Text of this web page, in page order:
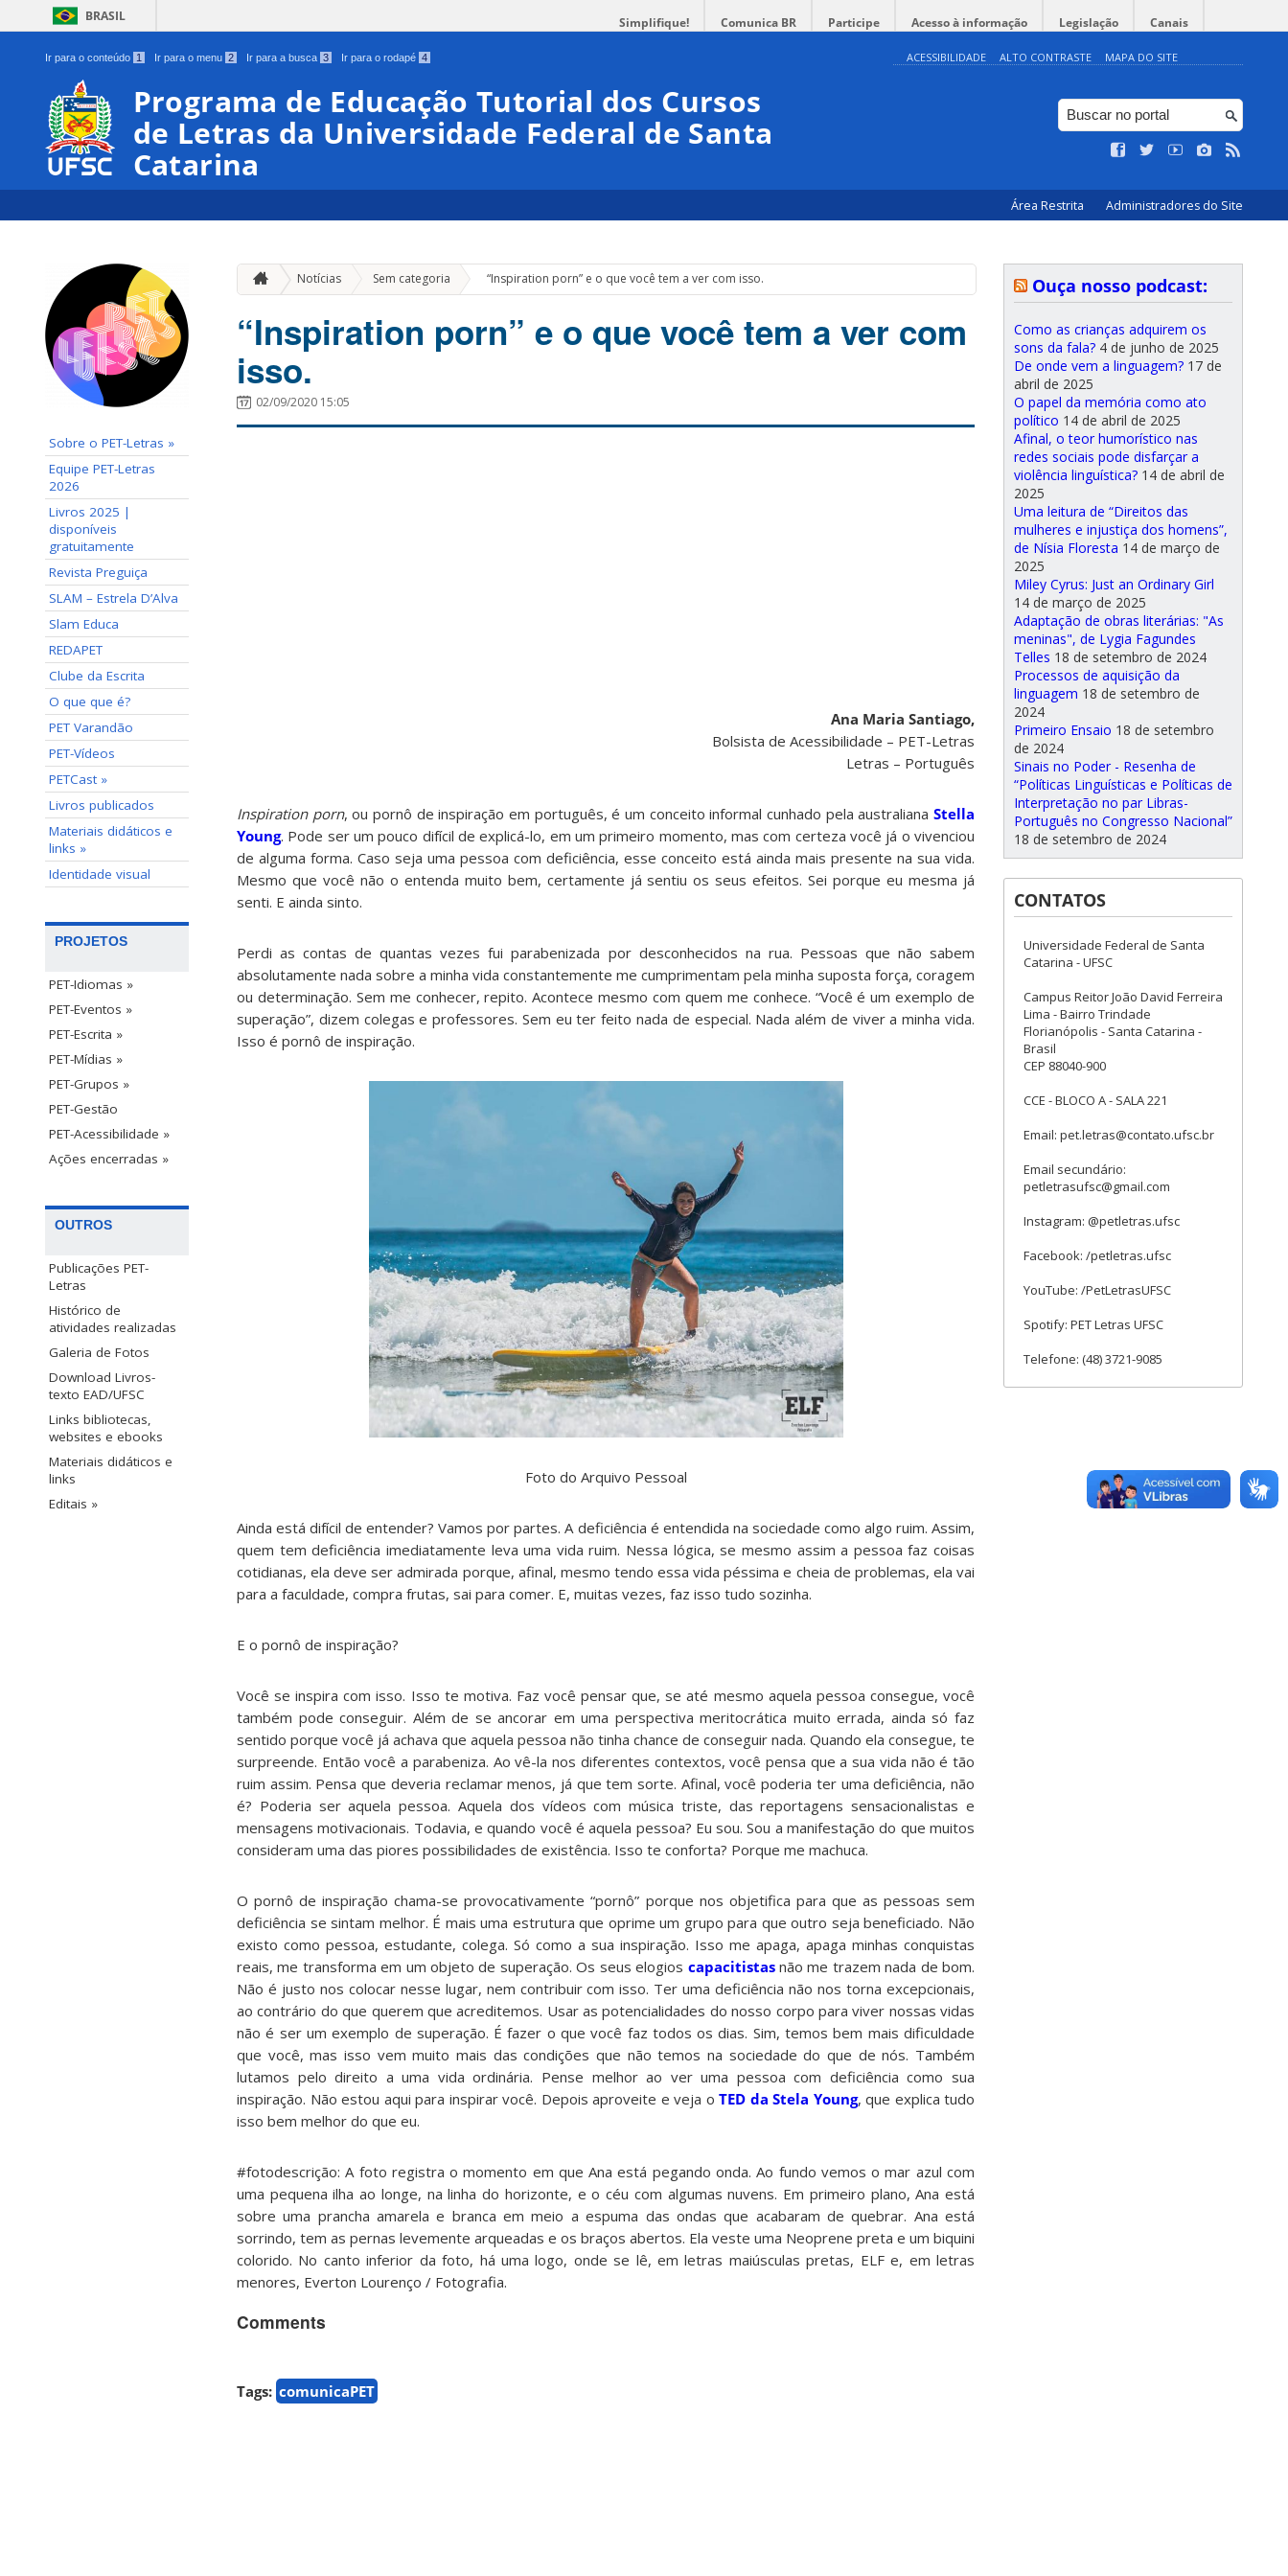
BRASIL Simplifique! Comunica BR Participe Acesso à informação Legislação Canais
Ir para o conteúdo 1 Ir para o menu 2 Ir para a busca 3 Ir para o rodapé 4 ACESSIBILIDADE ALTO CONTRASTE MAPA DO SITE
Programa de Educação Tutorial dos Cursos
de Letras da Universidade Federal de Santa
Catarina
Área Restrita Administradores do Site
Sobre o PET-Letras »
Equipe PET-Letras
2026
Livros 2025 |
disponíveis
gratuitamente
Revista Preguiça
SLAM – Estrela D’Alva
Slam Educa
REDAPET
Clube da Escrita
O que que é?
PET Varandão
PET-Vídeos
PETCast »
Livros publicados
Materiais didáticos e
links »
Identidade visual
PROJETOS
PET-Idiomas »
PET-Eventos »
PET-Escrita »
PET-Mídias »
PET-Grupos »
PET-Gestão
PET-Acessibilidade »
Ações encerradas »
OUTROS
Publicações PET-
Letras
Histórico de
atividades realizadas
Galeria de Fotos
Download Livros-
texto EAD/UFSC
Links bibliotecas,
websites e ebooks
Materiais didáticos e
links
Editais »
Notícias Sem categoria » “Inspiration porn” e o que você tem a ver com isso.
“Inspiration porn” e o que você tem a ver com
isso.
02/09/2020 15:05
Ana Maria Santiago,
Bolsista de Acessibilidade – PET-Letras
Letras – Português
Inspiration porn, ou pornô de inspiração em português, é um conceito informal cunhado pela australianaStella
Young. Pode ser um pouco difícil de explicá-lo, em um primeiro momento, mas com certeza você já o vivenciou
de alguma forma. Caso seja uma pessoa com deficiência, esse conceito está ainda mais presente na sua vida.
Mesmo que você não o entenda muito bem, certamente já sentiu os seus efeitos. Sei porque eu mesma já
senti. E ainda sinto.
Perdi as contas de quantas vezes fui parabenizada por desconhecidos na rua. Pessoas que não sabem
absolutamente nada sobre a minha vida constantemente me cumprimentam pela minha suposta força, coragem
ou determinação. Sem me conhecer, repito. Acontece mesmo com quem me conhece. “Você é um exemplo de
superação”, dizem colegas e professores. Sem eu ter feito nada de especial. Nada além de viver a minha vida.
Isso é pornô de inspiração.
Foto do Arquivo Pessoal
Ainda está difícil de entender? Vamos por partes. A deficiência é entendida na sociedade como algo ruim. Assim,
quem tem deficiência imediatamente leva uma vida ruim. Nessa lógica, se mesmo assim a pessoa faz coisas
cotidianas, ela deve ser admirada porque, afinal, mesmo tendo essa vida péssima e cheia de problemas, ela vai
para a faculdade, compra frutas, sai para comer. E, muitas vezes, faz isso tudo sozinha.
E o pornô de inspiração?
Você se inspira com isso. Isso te motiva. Faz você pensar que, se até mesmo aquela pessoa consegue, você
também pode conseguir. Além de se ancorar em uma perspectiva meritocrática muito errada, ainda só faz
sentido porque você já achava que aquela pessoa não tinha chance de conseguir nada. Quando ela consegue, te
surpreende. Então você a parabeniza. Ao vê-la nos diferentes contextos, você pensa que a sua vida não é tão
ruim assim. Pensa que deveria reclamar menos, já que tem sorte. Afinal, você poderia ter uma deficiência, não
é? Poderia ser aquela pessoa. Aquela dos vídeos com música triste, das reportagens sensacionalistas e
mensagens motivacionais. Todavia, e quando você é aquela pessoa? Eu sou. Sou a manifestação do que muitos
consideram uma das piores possibilidades de existência. Isso te conforta? Porque me machuca.
O pornô de inspiração chama-se provocativamente “pornô” porque nos objetifica para que as pessoas sem
deficiência se sintam melhor. É mais uma estrutura que oprime um grupo para que outro seja beneficiado. Não
existo como pessoa, estudante, colega. Só como a sua inspiração. Isso me apaga, apaga minhas conquistas
reais, me transforma em um objeto de superação. Os seus elogios capacitistasnão me trazem nada de bom.
Não é justo nos colocar nesse lugar, nem contribuir com isso. Ter uma deficiência não nos torna excepcionais,
ao contrário do que querem que acreditemos. Usar as potencialidades do nosso corpo para viver nossas vidas
não é ser um exemplo de superação. É fazer o que você faz todos os dias. Sim, temos bem mais dificuldade
que você, mas isso vem muito mais das condições que não temos na sociedade do que de nós. Também
lutamos pelo direito a uma vida ordinária. Pense melhor ao ver uma pessoa com deficiência como sua
inspiração. Não estou aqui para inspirar você. Depois aproveite e veja o TED da Stela Young, que explica tudo
isso bem melhor do que eu.
#fotodescrição: A foto registra o momento em que Ana está pegando onda. Ao fundo vemos o mar azul com
uma pequena ilha ao longe, na linha do horizonte, e o céu com algumas nuvens. Em primeiro plano, Ana está
sobre uma prancha amarela e branca em meio a espuma das ondas que acabaram de quebrar. Ana está
sorrindo, tem as pernas levemente arqueadas e os braços abertos. Ela veste uma Neoprene preta e um biquini
colorido. No canto inferior da foto, há uma logo, onde se lê, em letras maiúsculas pretas, ELF e, em letras
menores, Everton Lourenço / Fotografia.
Comments
Tags: comunicaPET
Ouça nosso podcast:
Como as crianças adquirem os
sons da fala? 4 de junho de 2025
De onde vem a linguagem? 17 de
abril de 2025
O papel da memória como ato
político 14 de abril de 2025
Afinal, o teor humorístico nas
redes sociais pode disfarçar a
violência linguística? 14 de abril de
2025
Uma leitura de “Direitos das
mulheres e injustiça dos homens”,
de Nísia Floresta 14 de março de
2025
Miley Cyrus: Just an Ordinary Girl
14 de março de 2025
Adaptação de obras literárias: "As
meninas", de Lygia Fagundes
Telles 18 de setembro de 2024
Processos de aquisição da
linguagem 18 de setembro de
2024
Primeiro Ensaio 18 de setembro
de 2024
Sinais no Poder - Resenha de
“Políticas Linguísticas e Políticas de
Interpretação no par Libras-
Português no Congresso Nacional”
18 de setembro de 2024
CONTATOS
Universidade Federal de Santa
Catarina - UFSC
Campus Reitor João David Ferreira
Lima - Bairro Trindade
Florianópolis - Santa Catarina -
Brasil
CEP 88040-900
CCE - BLOCO A - SALA 221
Email: pet.letras@contato.ufsc.br
Email secundário:
petletrasufsc@gmail.com
Instagram: @petletras.ufsc
Facebook: /petletras.ufsc
YouTube: /PetLetrasUFSC
Spotify: PET Letras UFSC
Telefone: (48) 3721-9085